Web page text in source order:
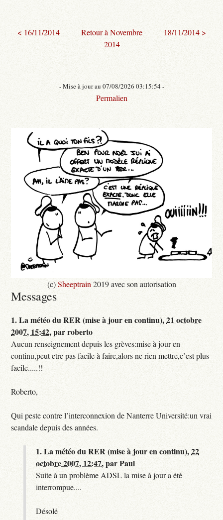
< 16/11/2014
Retour à Novembre
2014
18/11/2014 >
- Mise à jour au 07/08/2026 03:15:54 -
Permalien
(c)Sheeptrain 2019 avec son autorisation
Messages
1.La météo du RER (mise à jour en continu),21 octobre
2007, 15:42,parroberto
Aucun renseignement depuis les grèves:mise à jour en
continu,peut etre pas facile à faire,alors ne rien mettre,c’est plus
facile.....!!
Roberto,
Qui peste contre l’interconnexion de Nanterre Université:un vrai
scandale depuis des années.
1.La météo du RER (mise à jour en continu),22
octobre 2007, 12:47,parPaul
Suite à un problème ADSL la mise à jour a été
interrompue....
Désolé